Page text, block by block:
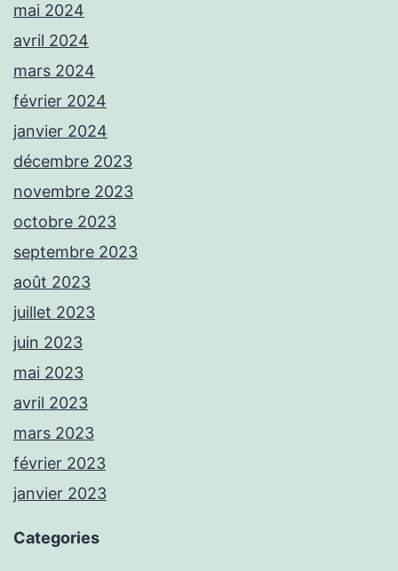
mai 2024
avril 2024
mars 2024
février 2024
janvier 2024
décembre 2023
novembre 2023
octobre 2023
septembre 2023
août 2023
juillet 2023
juin 2023
mai 2023
avril 2023
mars 2023
février 2023
janvier 2023
Categories